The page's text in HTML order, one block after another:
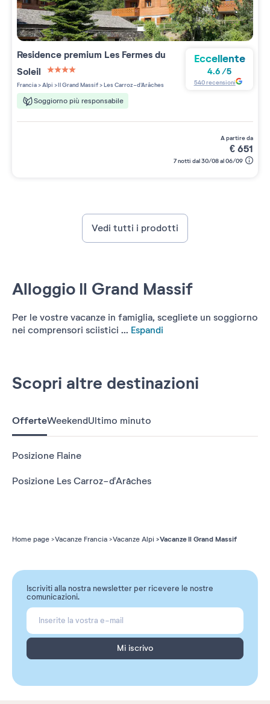
Alloggio Il Grand Massif
Per le vostre vacanze in famiglia, scegliete un soggiorno
nei comprensori sciistici ... Espandi
Residence premium Les Fermes du
Soleil
4 étoiles sur 5
Francia>Alpi >Il Grand Massif>Les Carroz-d'Arâches
Soggiorno più responsabile
Eccellente
4.6/5
540recensioni
a partire da
€651
7 notti dal 30/08 al 06/09
Vedi tutti i prodotti
Scopri altre destinazioni
OfferteWeekendUltimo minuto
Posizione Flaine
Posizione Les Carroz-d'Arâches
Home page Vacanze Francia Vacanze Alpi Vacanze Il Grand Massif
Iscriviti alla nostra newsletter per ricevere le nostre
comunicazioni.
Mi iscrivo